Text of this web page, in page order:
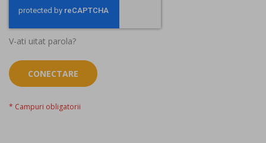
CONECTARE
V-ati uitat parola?